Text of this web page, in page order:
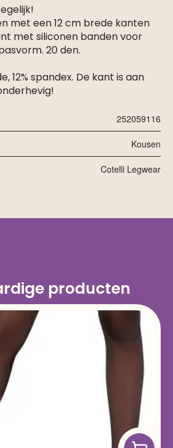
met een 12 cm brede kanten
met siliconen banden voor
20 den.
12% spandex. De kant is aan
252059116
Kousen
Cotelli Legwear
producten